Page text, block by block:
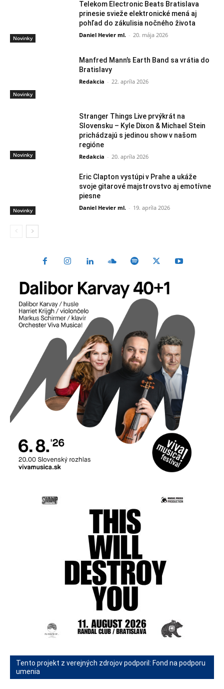
Novinky
Telekom Electronic Beats Bratislava
prinesie svieže elektronické mená aj
pohľad do zákulisia nočného života
Daniel Hevier ml. - 20. mája 2026
Novinky
Manfred Mann’s Earth Band sa vrátia do
Bratislavy
Redakcia - 22. apríla 2026
Novinky
Stranger Things Live prvýkrát na
Slovensku – Kyle Dixon & Michael Stein
prichádzajú s jedinou show v našom
regióne
Redakcia - 20. apríla 2026
Novinky
Eric Clapton vystúpi v Prahe a ukáže
svoje gitarové majstrovstvo aj emotívne
piesne
Daniel Hevier ml. - 19. apríla 2026
Tento projekt z verejných zdrojov podporil: Fond na podporu
umenia